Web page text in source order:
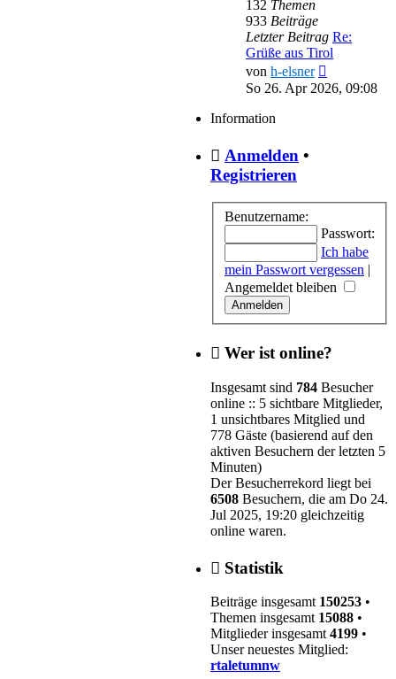
132 Themen
933 Beiträge
Letzter Beitrag Re:
Grüße aus Tirol
von h-elsner
Beitrag
So 26. Apr 2026, 09:08
Information
Anmelden •
Registrieren
Benutzername:
Passwort:
Ich habe
mein Passwort vergessen |
Angemeldet bleiben
Wer ist online?
Insgesamt sind 784 Besucher
online :: 5 sichtbare Mitglieder,
1 unsichtbares Mitglied und
778 Gäste (basierend auf den
aktiven Besuchern der letzten 5
Minuten)
Der Besucherrekord liegt bei
6508 Besuchern, die am Do 24.
Jul 2025, 19:20 gleichzeitig
online waren.
Statistik
Beiträge insgesamt 150253 •
Themen insgesamt 15088 •
Mitglieder insgesamt 4199 •
Unser neuestes Mitglied:
rtaletumnw